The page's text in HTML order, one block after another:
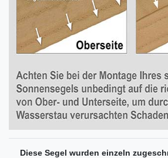
Diese Segel wurden einzeln